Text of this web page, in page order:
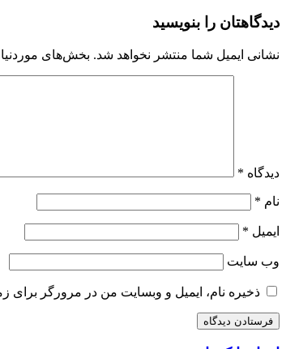
دیدگاهتان را بنویسید
نشانی ایمیل شما منتشر نخواهد شد. بخش‌های
دیدگاه *
نام *
ایمیل *
وب‌ سایت
ذخیره نام، ایمیل و وبسایت من در مرورگر برای